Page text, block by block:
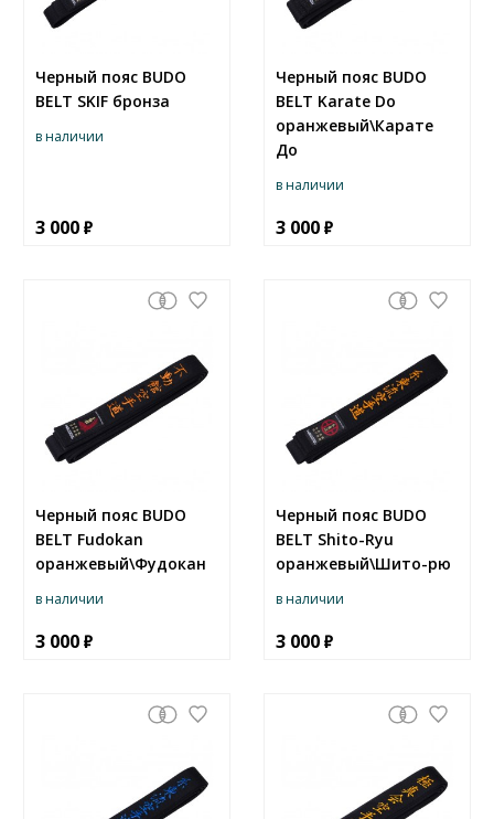
Черный пояс BUDO
BELT SKIF бронза
в наличии
3 000
Черный пояс BUDO
BELT Karate Do
оранжевый\Карате
До
в наличии
3 000
Черный пояс BUDO
BELT Fudokan
оранжевый\Фудокан
в наличии
3 000
Черный пояс BUDO
BELT Shito-Ryu
оранжевый\Шито-рю
в наличии
3 000